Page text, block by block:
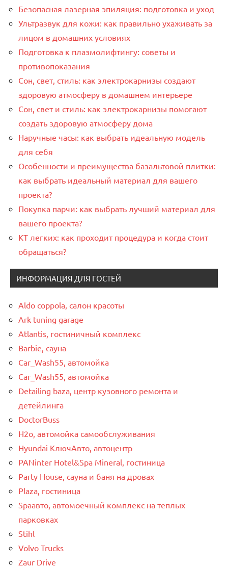
Безопасная лазерная эпиляция: подготовка и уход
Ультразвук для кожи: как правильно ухаживать за
лицом в домашних условиях
Подготовка к плазмолифтингу: советы и
противопоказания
Сон, свет, стиль: как электрокарнизы создают
здоровую атмосферу в домашнем интерьере
Сон, свет и стиль: как электрокарнизы помогают
создать здоровую атмосферу дома
Наручные часы: как выбрать идеальную модель
для себя
Особенности и преимущества базальтовой плитки:
как выбрать идеальный материал для вашего
проекта?
Покупка парчи: как выбрать лучший материал для
вашего проекта?
КТ легких: как проходит процедура и когда стоит
обращаться?
ИНФОРМАЦИЯ ДЛЯ ГОСТЕЙ
Aldo coppola, салон красоты
Ark tuning garage
Atlantis, гостиничный комплекс
Barbie, сауна
Car_Wash55, автомойка
Car_Wash55, автомойка
Detailing baza, центр кузовного ремонта и
детейлинга
DoctorBuss
H2o, автомойка самообслуживания
Hyundai КлючАвто, автоцентр
PANinter Hotel&Spa Mineral, гостиница
Party House, сауна и баня на дровах
Plaza, гостиница
Spaавто, автомоечный комплекс на теплых
парковках
Stihl
Volvo Trucks
Zaur Drive